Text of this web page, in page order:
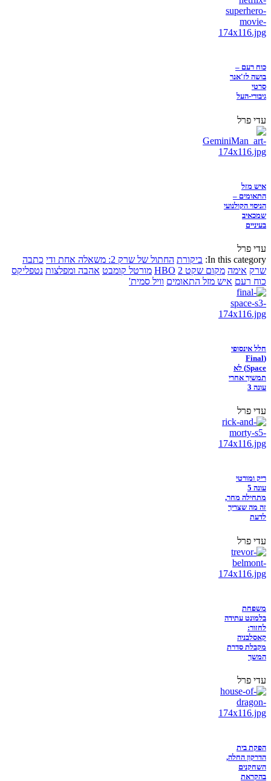
כוח רעם –
בושה לז'אנר
סרטי
גיבורי-העל
עדי פרל
איש מזל
התאומים –
הניסוי הקולנועי
שמכאיב
בעיניים
עדי פרל
In this category: ביקורת החתול של שרק 2: משאלה אחת ודי
כתבה
שרק אימה מקום שקט 2 HBO מורטל קומבט אהבה ומפלצות נטפליקס
כוח רעם איש מזל התאומים וויל סמית'
חלל אינסופי
(Final
Space) לא
תמשיך אחרי
עונה 3
עדי פרל
ריק ומורטי
עונה 5
מתחילה מחר,
זה מה שצריך
לדעת
עדי פרל
משפחת
בלמונט עתידה
לחזור:
קאסלבניה
מקבלת סדרת
המשך
עדי פרל
הפקת בית
הדרקון החלה,
השחקנים
בהקראת